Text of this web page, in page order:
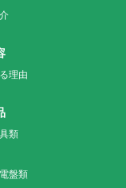
理由
類
盤類